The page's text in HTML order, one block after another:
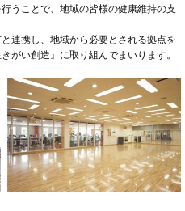
うことで、地域の皆様の健康維持の支
連携し、地域から必要とされる拠点を
がい創造』に取り組んでまいります。